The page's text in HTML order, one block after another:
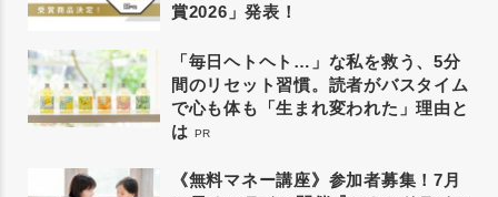
賞2026」発表！
「毎日ヘトヘト…」な私を救う、5分
間のリセット習慣。読者がバスタイム
で心も体も「生まれ変われた」理由と
は PR
《無料マネー講座》参加者募集！7月